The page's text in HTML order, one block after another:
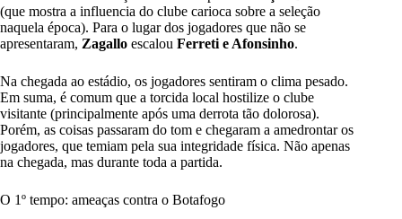
(que mostra a influencia do clube carioca sobre a seleção
naquela época). Para o lugar dos jogadores que não se
apresentaram, Zagallo escalou Ferreti e Afonsinho.
Na chegada ao estádio, os jogadores sentiram o clima pesado.
Em suma, é comum que a torcida local hostilize o clube
visitante (principalmente após uma derrota tão dolorosa).
Porém, as coisas passaram do tom e chegaram a amedrontar os
jogadores, que temiam pela sua integridade física. Não apenas
na chegada, mas durante toda a partida.
O 1º tempo: ameaças contra o Botafogo